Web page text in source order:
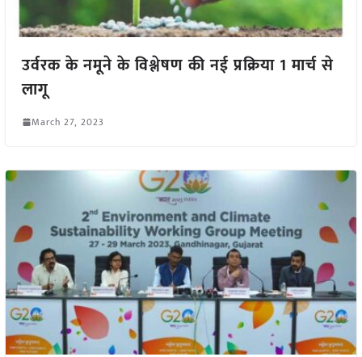
उर्वरक के नमूने के विश्लेषण की नई प्रक्रिया 1 मार्च से
लागू
March 27, 2023